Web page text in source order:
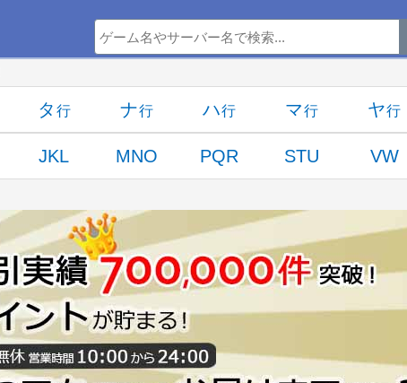
タ ナ ハ マ ヤ
JKL MNO PQR STU VW